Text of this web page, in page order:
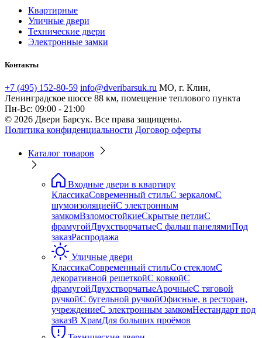
Квартирные
Уличные двери
Технические двери
Электронные замки
Контакты
+7 (495) 152-80-59 info@dveribarsuk.ru МО, г. Клин,
Ленинградское шоссе 88 км, помещение теплового пункта
Пн-Вс: 09:00 - 21:00
© 2026 Двери Барсук. Все права защищены.
Политика конфиденциальности Договор оферты
Каталог товаров
Входные двери в квартиру
КлассикаСовременный стильС зеркаломС
шумоизоляциейС электронным
замкомВзломостойкиеСкрытые петлиС
фрамугойДвухстворчатыеС фальш панелямиПод
заказРаспродажа
Уличные двери
КлассикаСовременный стильСо стекломС
декоративной решеткойС ковкойС
фрамугойДвухстворчатыеАрочныеС тяговой
ручкойС бугельной ручкойОфисные, в ресторан,
учреждениеС электронным замкомНестандарт под
заказВ ХрамДля больших проёмов